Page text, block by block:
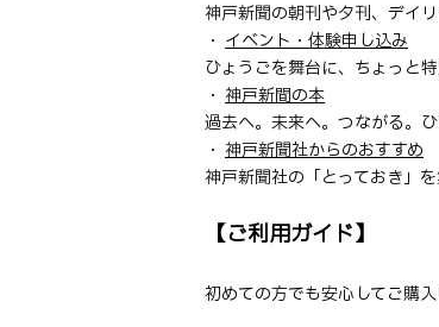
神戸新聞の朝刊や夕刊、デイ
・ イベント・体験申し込み
ひょうごを舞台に、ちょっと
・ 神戸新間の本
過去へ。未来へ。つながる。
・ 神戸新聞社からのおすすめ
神戸新聞社の「とっておき」
【ご利用ガイド】
初めての方でも安心してご購